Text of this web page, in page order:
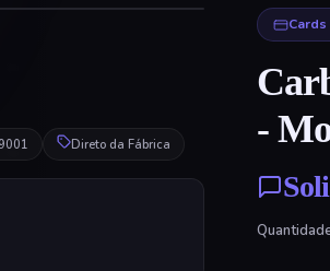
Direto da Fábrica
-